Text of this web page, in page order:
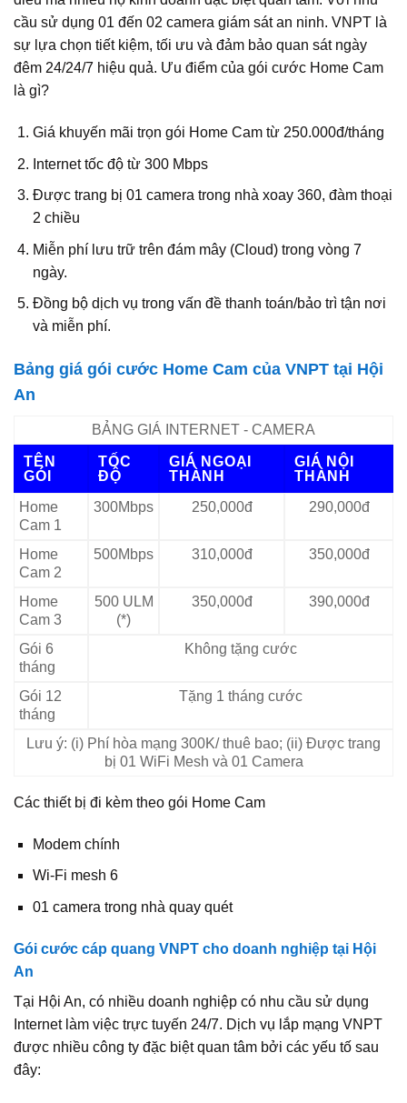
cầu sử dụng 01 đến 02 camera giám sát an ninh. VNPT là
sự lựa chọn tiết kiệm, tối ưu và đảm bảo quan sát ngày
đêm 24/24/7 hiệu quả. Ưu điểm của gói cước Home Cam
là gì?
Giá khuyến mãi trọn gói Home Cam từ 250.000đ/tháng
Internet tốc độ từ 300 Mbps
Được trang bị 01 camera trong nhà xoay 360, đàm thoại
2 chiều
Miễn phí lưu trữ trên đám mây (Cloud) trong vòng 7
ngày.
Đồng bộ dịch vụ trong vấn đề thanh toán/bảo trì tận nơi
và miễn phí.
Bảng giá gói cước Home Cam của VNPT tại Hội
An
BẢNG GIÁ INTERNET - CAMERA
TÊN
GÓI
TỐC
ĐỘ
GIÁ NGOẠI
THÀNH
GIÁ NỘI
THÀNH
Home
Cam 1
300Mbps 250,000đ 290,000đ
Home
Cam 2
500Mbps 310,000đ 350,000đ
Home
Cam 3
500 ULM
(*)
350,000đ 390,000đ
Gói 6
tháng
Không tặng cước
Gói 12
tháng
Tặng 1 tháng cước
Lưu ý: (i) Phí hòa mạng 300K/ thuê bao; (ii) Được trang
bị 01 WiFi Mesh và 01 Camera
Các thiết bị đi kèm theo gói Home Cam
Modem chính
Wi-Fi mesh 6
01 camera trong nhà quay quét
Gói cước cáp quang VNPT cho doanh nghiệp tại Hội
An
Tại Hội An, có nhiều doanh nghiệp có nhu cầu sử dụng
Internet làm việc trực tuyến 24/7. Dịch vụ lắp mạng VNPT
được nhiều công ty đặc biệt quan tâm bởi các yếu tố sau
đây: